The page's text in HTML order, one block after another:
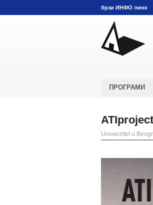
брзи ИНФО линк
ПРОГРАМИ
Univerzitet u